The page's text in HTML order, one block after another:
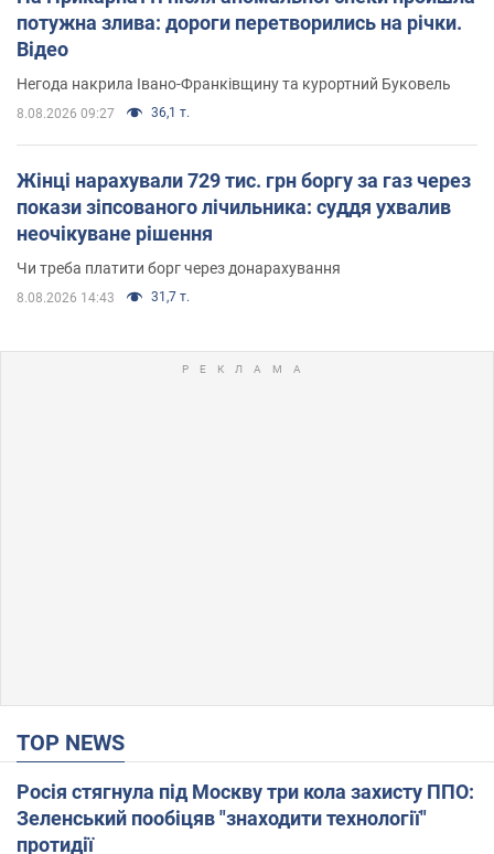
потужна злива: дороги перетворились на річки.
Відео
Негода накрила Івано-Франківщину та курортний Буковель
8.08.2026 09:27 36,1 т.
Жінці нарахували 729 тис. грн боргу за газ через
покази зіпсованого лічильника: суддя ухвалив
неочікуване рішення
Чи треба платити борг через донарахування
8.08.2026 14:43 31,7 т.
TOP NEWS
Росія стягнула під Москву три кола захисту ППО:
Зеленський пообіцяв "знаходити технології"
протидії